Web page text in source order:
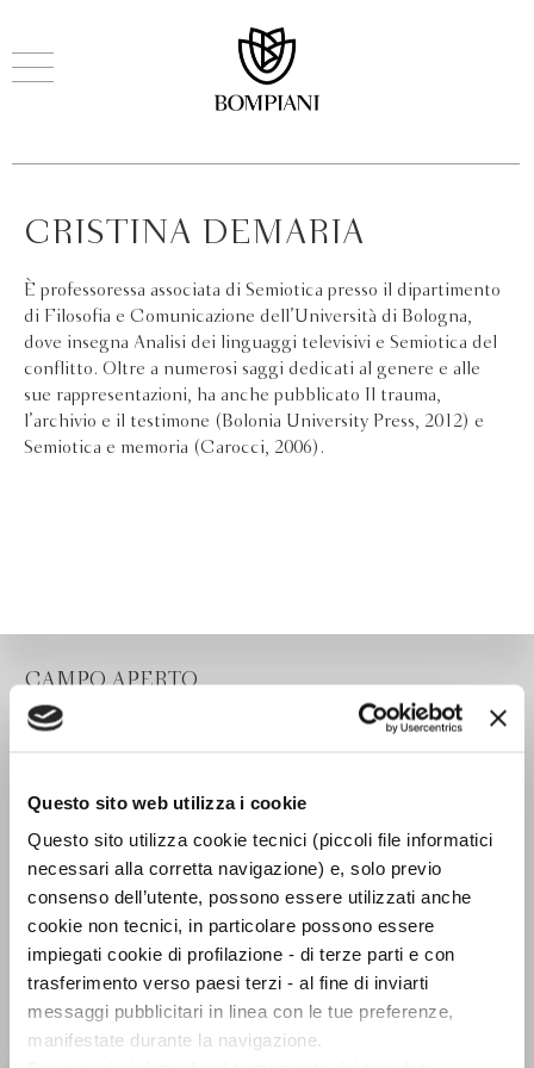
Questo sito web utilizza i cookie
Questo sito utilizza cookie tecnici (piccoli file informatici
necessari alla corretta navigazione) e, solo previo
consenso dell’utente, possono essere utilizzati anche
cookie non tecnici, in particolare possono essere
impiegati cookie di profilazione - di terze parti e con
trasferimento verso paesi terzi - al fine di inviarti
messaggi pubblicitari in linea con le tue preferenze,
manifestate durante la navigazione.
CRISTINA DEMARIA
È professoressa associata di Semiotica presso il dipartimento
di Filosofia e Comunicazione dell’Università di Bologna,
dove insegna Analisi dei linguaggi televisivi e Semiotica del
conflitto. Oltre a numerosi saggi dedicati al genere e alle
sue rappresentazioni, ha anche pubblicato Il trauma,
l’archivio e il testimone (Bolonia University Press, 2012) e
Semiotica e memoria (Carocci, 2006).
CAMPO APERTO